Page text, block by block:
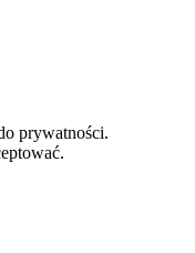
prywatności.